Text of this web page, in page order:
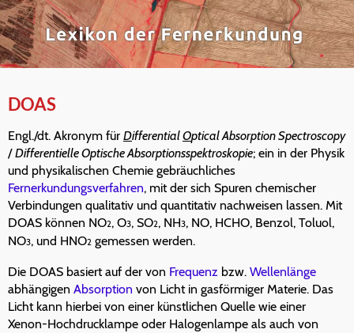
DOAS
Engl./dt. Akronym für DifferentialOptical Absorption Spectroscopy
/Differentielle Optische Absorptionsspektroskopie; ein in der Physik
und physikalischen Chemie gebräuchliches
Fernerkundungsverfahren, mit der sich Spuren chemischer
Verbindungen qualitativ und quantitativ nachweisen lassen. Mit
DOAS können NO2, O3, SO2, NH3, NO, HCHO, Benzol, Toluol,
NO3, und HNO2 gemessen werden.
Die DOAS basiert auf der von Frequenz bzw. Wellenlänge
abhängigen Absorption von Licht in gasförmiger Materie. Das
Licht kann hierbei von einer künstlichen Quelle wie einer
Xenon-Hochdrucklampe oder Halogenlampe als auch von